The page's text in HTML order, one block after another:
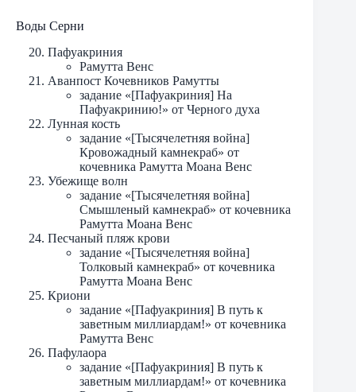
Воды Серни
Пафуакриния
Рамутта Венс
Аванпост Кочевников Рамутты
задание «[Пафуакриния] На
Пафуакринию!» от Черного духа
Лунная кость
задание «[Тысячелетняя война]
Кровожадный камнекраб» от
кочевника Рамутта Моана Венс
Убежище волн
задание «[Тысячелетняя война]
Смышленый камнекраб» от кочевника
Рамутта Моана Венс
Песчаный пляж крови
задание «[Тысячелетняя война]
Толковый камнекраб» от кочевника
Рамутта Моана Венс
Криони
задание «[Пафуакриния] В путь к
заветным миллиардам!» от кочевника
Рамутта Венс
Пафулаора
задание «[Пафуакриния] В путь к
заветным миллиардам!» от кочевника